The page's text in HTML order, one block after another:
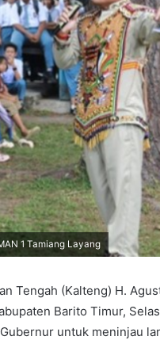
1 Tamiang Layang
Tengah (Kalteng) H.
Barito Timur,
untuk meninjau